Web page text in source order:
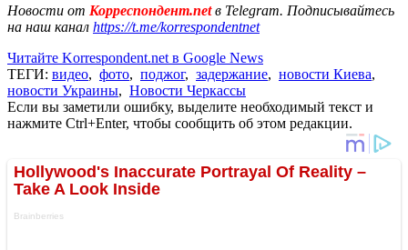
Новости от Корреспондент.netв Telegram. Подписывайтесь
на наш канал https://t.me/korrespondentnet
Читайте Korrespondent.net в Google News
ТЕГИ: видео, фото, поджог, задержание, новости Киева,
новости Украины, Новости Черкассы
Если вы заметили ошибку, выделите необходимый текст и
нажмите Ctrl+Enter, чтобы сообщить об этом редакции.